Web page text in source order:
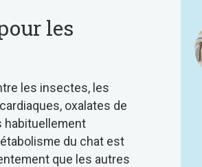
les
les insectes, les
oxalates de
habituellement
du chat est
que les autres